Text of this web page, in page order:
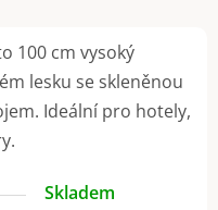
100 cm vysoký
lesku se skleněnou
Ideální pro hotely,
Skladem